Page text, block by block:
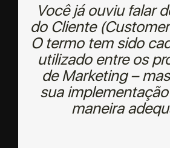
Você já ouviu falar
do Cliente
O termo tem sido
utilizado entre os
de Marketing –
sua
maneira